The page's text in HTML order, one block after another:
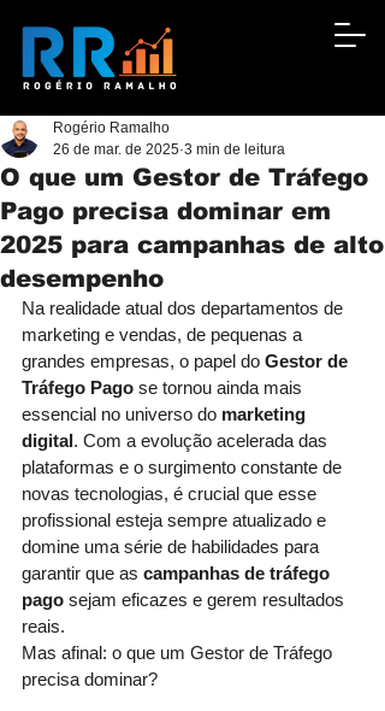
O que um Gestor de Tráfego
Pago precisa dominar em
2025 para campanhas de alto
desempenho
Rogério Ramalho
26 de mar. de 2025 3 min de leitura
Na realidade atual dos departamentos de
marketing e vendas, de pequenas a
grandes empresas, o papel do Gestor de
Tráfego Pago se tornou ainda mais
essencial no universo do marketing
digital. Com a evolução acelerada das
plataformas e o surgimento constante de
novas tecnologias, é crucial que esse
profissional esteja sempre atualizado e
domine uma série de habilidades para
garantir que as campanhas de tráfego
pago sejam eficazes e gerem resultados
reais.
Mas afinal: o que um Gestor de Tráfego
precisa dominar?